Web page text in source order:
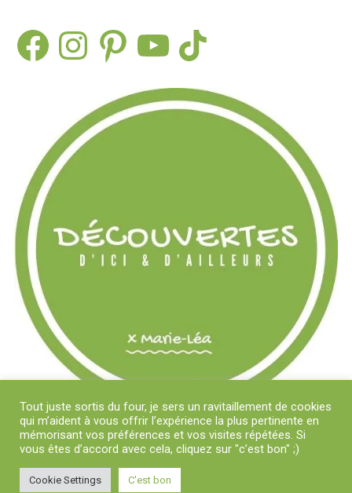
FacebookInstagramPinterest TikTok
Copyright © 2018-2024 Découvertes D'Ici et D'Ailleurs x Marie-Léa | Tous
Tout juste sortis du four, je sers un ravitaillement de cookies
qui m’aident à vous offrir l’expérience la plus pertinente en
mémorisant vos préférences et vos visites répétées. Si
vous êtes d’accord avec cela, cliquez sur "c’est bon" ;)
Cookie Settings C'est bon